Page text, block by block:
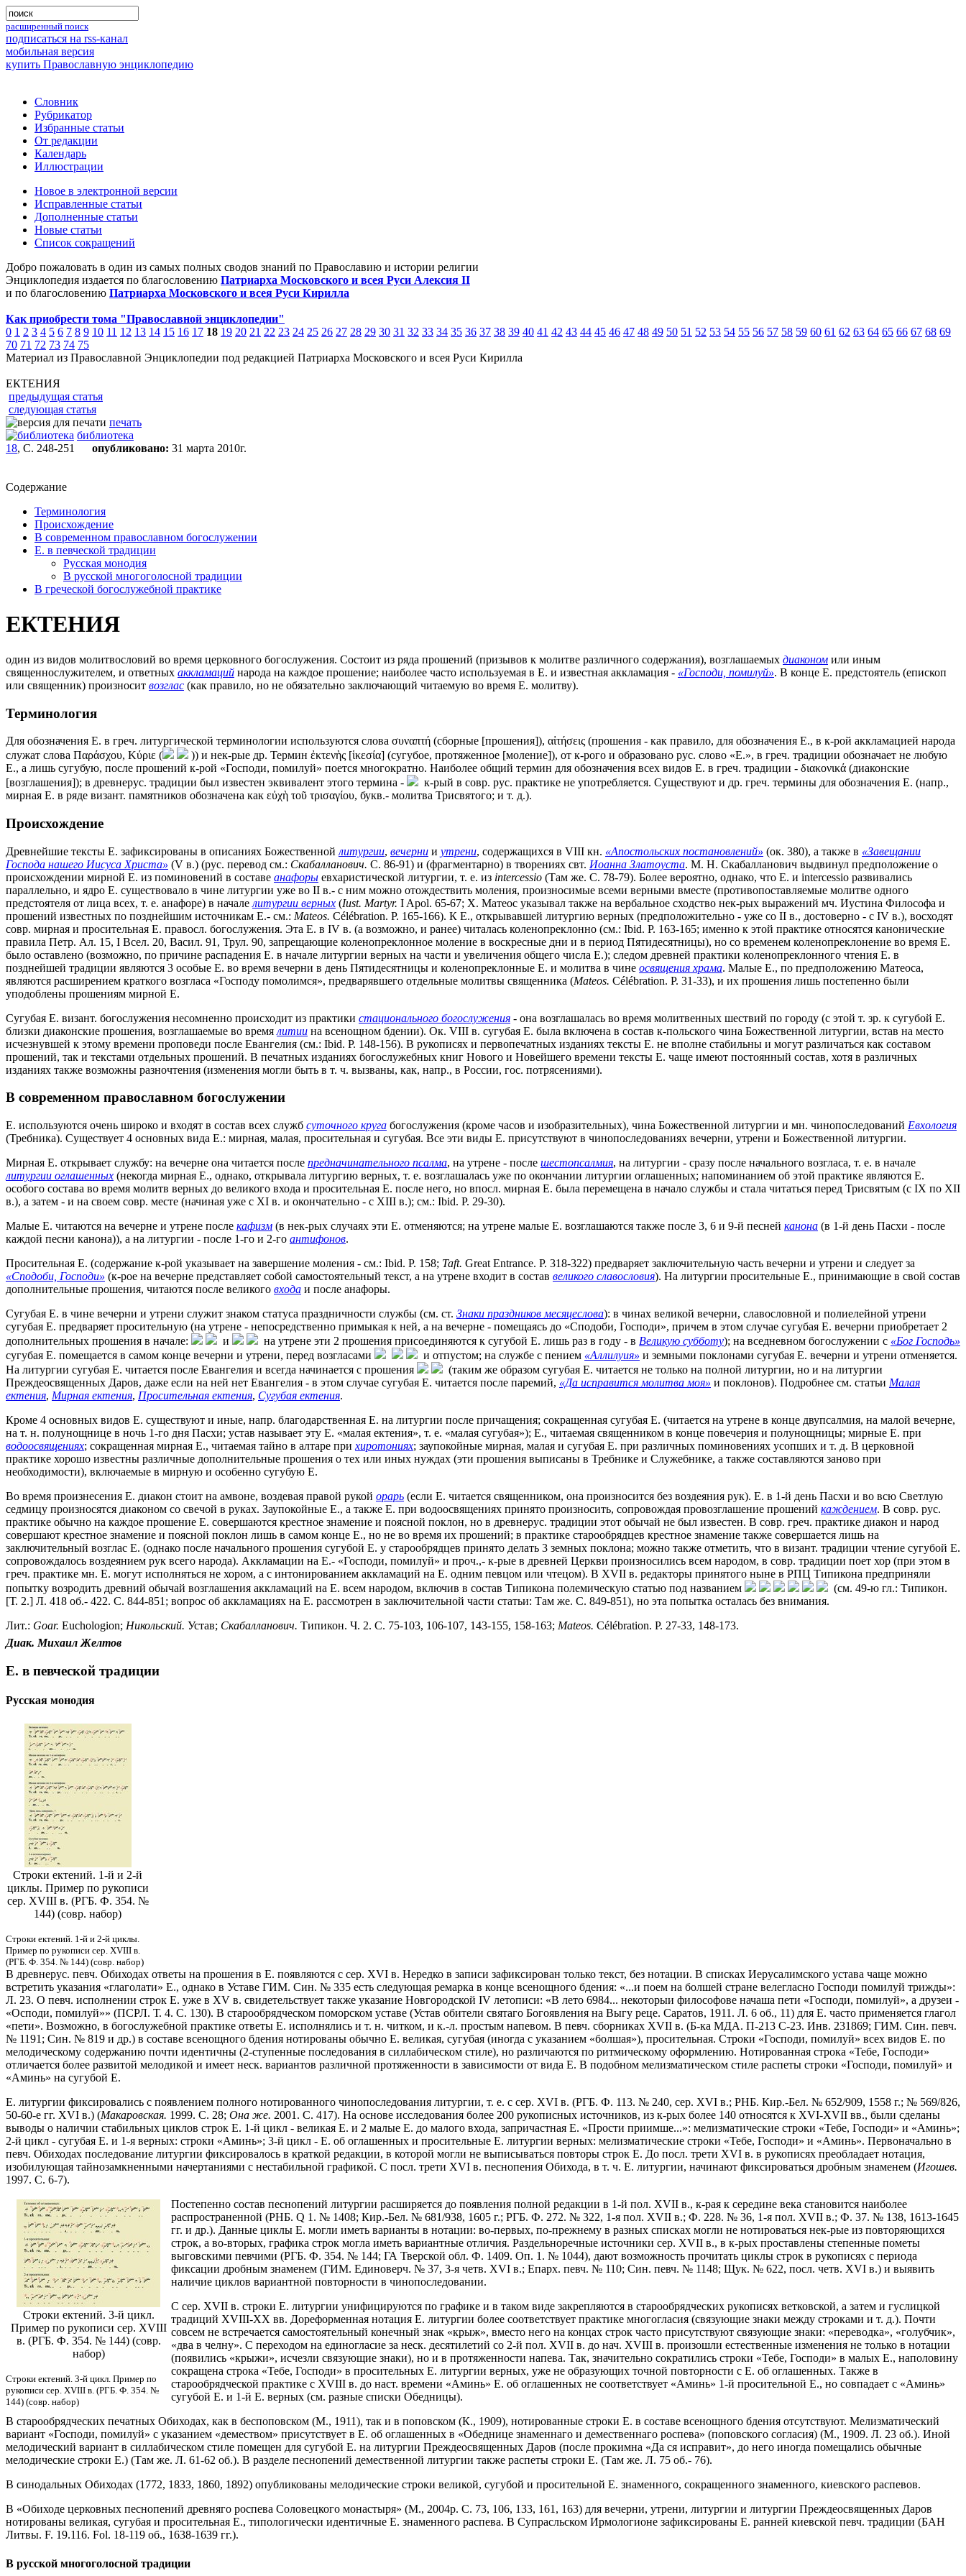
расширенный поиск
подписаться на rss-канал
мобильная версия
купить Православную энциклопедию
Словник
Рубрикатор
Избранные статьи
От редакции
Календарь
Иллюстрации
Новое в электронной версии
Исправленные статьи
Дополненные статьи
Новые статьи
Список сокращений
Добро пожаловать в один из самых полных сводов знаний по Православию и истории религии
Энциклопедия издается по благословению Патриарха Московского и всея Руси Алексия II
и по благословению Патриарха Московского и всея Руси Кирилла
Как приобрести тома "Православной энциклопедии"
0 1 2 3 4 5 6 7 8 9 10 11 12 13 14 15 16 17 18 19 20 21 22 23 24 25 26 27 28 29 30 31 32 33 34 35 36 37 38 39 40 41 42 43 44 45 46 47 48 49 50 51 52 53 54 55 56 57 58 59 60 61 62 63 64 65 66 67 68 69
70 71 72 73 74 75
Материал из Православной Энциклопедии под редакцией Патриарха Московского и всея Руси Кирилла
ЕКТЕНИЯ
предыдущая статья
следующая статья
печать
библиотека
18, С. 248-251 опубликовано: 31 марта 2010г.
Содержание
Терминология
Происхождение
В современном православном богослужении
Е. в певческой традиции
Русская монодия
В русской многоголосной традиции
В греческой богослужебной практике
ЕКТЕНИЯ
один из видов молитвословий во время церковного богослужения. Состоит из ряда прошений (призывов к молитве различного содержания), возглашаемых диаконом или иным
священнослужителем, и ответных аккламаций народа на каждое прошение; наиболее часто используемая в Е. и известная аккламация - «Господи, помилуй». В конце Е. предстоятель (епископ
или священник) произносит возглас (как правило, но не обязательно заключающий читаемую во время Е. молитву).
Терминология
Для обозначения Е. в греч. литургической терминологии используются слова συναπτή (сборные [прошения]), αἰτήσεις (прошения - как правило, для обозначения Е., в к-рой аккламацией народа
служат слова Παράσχου, Κύριε (
)) и нек-рые др. Термин ἐκτενὴς [ἱκεσία] (сугубое, протяженное [моление]), от к-рого и образовано рус. слово «Е.», в греч. традиции обозначает не любую
Е., а лишь сугубую, после прошений к-рой «Господи, помилуй» поется многократно. Наиболее общий термин для обозначения всех видов Е. в греч. традиции - διακονικά (диаконские
[возглашения]); в древнерус. традиции был известен эквивалент этого термина -
к-рый в совр. рус. практике не употребляется. Существуют и др. греч. термины для обозначения Е. (напр.,
мирная Е. в ряде визант. памятников обозначена как εὐχὴ τοῦ τρισαγίου, букв.- молитва Трисвятого; и т. д.).
Происхождение
Древнейшие тексты Е. зафиксированы в описаниях Божественной литургии, вечерни и утрени, содержащихся в VIII кн. «Апостольских постановлений» (ок. 380), а также в «Завещании
Господа нашего Иисуса Христа» (V в.) (рус. перевод см.: Скабалланович. С. 86-91) и (фрагментарно) в творениях свт. Иоанна Златоуста. М. Н. Скабалланович выдвинул предположение о
происхождении мирной Е. из поминовений в составе анафоры евхаристической литургии, т. е. из intercessio (Там же. С. 78-79). Более вероятно, однако, что Е. и intercessio развивались
параллельно, и ядро Е. существовало в чине литургии уже во II в.- с ним можно отождествить моления, произносимые всеми верными вместе (противопоставляемые молитве одного
предстоятеля от лица всех, т. е. анафоре) в начале литургии верных (Iust. Martyr. I Apol. 65-67; Х. Матеос указывал также на вербальное сходство нек-рых выражений мч. Иустина Философа и
прошений известных по позднейшим источникам Е.- см.: Mateos. Célébration. P. 165-166). К Е., открывавшей литургию верных (предположительно - уже со II в., достоверно - c IV в.), восходят
совр. мирная и просительная Е. правосл. богослужения. Эта Е. в IV в. (а возможно, и ранее) читалась коленопреклонно (см.: Ibid. P. 163-165; именно к этой практике относятся канонические
правила Петр. Ал. 15, I Всел. 20, Васил. 91, Трул. 90, запрещающие коленопреклонное моление в воскресные дни и в период Пятидесятницы), но со временем коленопреклонение во время Е.
было оставлено (возможно, по причине распадения Е. в начале литургии верных на части и увеличения общего числа Е.); следом древней практики коленопреклонного чтения Е. в
позднейшей традиции являются 3 особые Е. во время вечерни в день Пятидесятницы и коленопреклонные Е. и молитва в чине освящения храма. Малые Е., по предположению Матеоса,
являются расширением краткого возгласа «Господу помолимся», предварявшего отдельные молитвы священника (Mateos. Célébration. P. 31-33), и их прошения лишь постепенно были
уподоблены прошениям мирной Е.
Сугубая Е. визант. богослужения несомненно происходит из практики стационального богослужения - она возглашалась во время молитвенных шествий по городу (с этой т. зр. к сугубой Е.
близки диаконские прошения, возглашаемые во время литии на всенощном бдении). Ок. VIII в. сугубая Е. была включена в состав к-польского чина Божественной литургии, встав на место
исчезнувшей к этому времени проповеди после Евангелия (см.: Ibid. P. 148-156). В рукописях и первопечатных изданиях тексты Е. не вполне стабильны и могут различаться как составом
прошений, так и текстами отдельных прошений. В печатных изданиях богослужебных книг Нового и Новейшего времени тексты Е. чаще имеют постоянный состав, хотя в различных
изданиях также возможны разночтения (изменения могли быть в т. ч. вызваны, как, напр., в России, гос. потрясениями).
В современном православном богослужении
Е. используются очень широко и входят в состав всех служб суточного круга богослужения (кроме часов и изобразительных), чина Божественной литургии и мн. чинопоследований Евхология
(Требника). Существует 4 основных вида Е.: мирная, малая, просительная и сугубая. Все эти виды Е. присутствуют в чинопоследованиях вечерни, утрени и Божественной литургии.
Мирная Е. открывает службу: на вечерне она читается после предначинательного псалма, на утрене - после шестопсалмия, на литургии - сразу после начального возгласа, т. е. в начале
литургии оглашенных (некогда мирная Е., однако, открывала литургию верных, т. е. возглашалась уже по окончании литургии оглашенных; напоминанием об этой практике являются Е.
особого состава во время молитв верных до великого входа и просительная Е. после него, но впосл. мирная Е. была перемещена в начало службы и стала читаться перед Трисвятым (с IX по XII
в.), а затем - и на своем совр. месте (начиная уже с XI в. и окончательно - с XIII в.); см.: Ibid. P. 29-30).
Малые Е. читаются на вечерне и утрене после кафизм (в нек-рых случаях эти Е. отменяются; на утрене малые Е. возглашаются также после 3, 6 и 9-й песней канона (в 1-й день Пасхи - после
каждой песни канона)), а на литургии - после 1-го и 2-го антифонов.
Просительная Е. (содержание к-рой указывает на завершение моления - см.: Ibid. P. 158; Taft. Great Entrance. P. 318-322) предваряет заключительную часть вечерни и утрени и следует за
«Сподоби, Господи» (к-рое на вечерне представляет собой самостоятельный текст, а на утрене входит в состав великого славословия). На литургии просительные Е., принимающие в свой состав
дополнительные прошения, читаются после великого входа и после анафоры.
Сугубая Е. в чине вечерни и утрени служит знаком статуса праздничности службы (см. ст. Знаки праздников месяцеслова): в чинах великой вечерни, славословной и полиелейной утрени
сугубая Е. предваряет просительную (на утрене - непосредственно примыкая к ней, а на вечерне - помещаясь до «Сподоби, Господи», причем в этом случае сугубая Е. вечерни приобретает 2
дополнительных прошения в начале:
и на утрене эти 2 прошения присоединяются к сугубой Е. лишь раз в году - в Великую субботу); на вседневном богослужении с «Бог Господь»
сугубая Е. помещается в самом конце вечерни и утрени, перед возгласами
и отпустом; на службе с пением «Аллилуия» и земными поклонами сугубая Е. вечерни и утрени отменяется.
На литургии сугубая Е. читается после Евангелия и всегда начинается с прошения
(таким же образом сугубая Е. читается не только на полной литургии, но и на литургии
Преждеосвященных Даров, даже если на ней нет Евангелия - в этом случае сугубая Е. читается после паремий, «Да исправится молитва моя» и поклонов). Подробнее см. статьи Малая
ектения, Мирная ектения, Просительная ектения, Сугубая ектения.
Кроме 4 основных видов Е. существуют и иные, напр. благодарственная Е. на литургии после причащения; сокращенная сугубая Е. (читается на утрене в конце двупсалмия, на малой вечерне,
на т. н. полунощнице в ночь 1-го дня Пасхи; устав называет эту Е. «малая ектения», т. е. «малая сугубая»); Е., читаемая священником в конце повечерия и полунощницы; мирные Е. при
водоосвящениях; сокращенная мирная Е., читаемая тайно в алтаре при хиротониях; заупокойные мирная, малая и сугубая Е. при различных поминовениях усопших и т. д. В церковной
практике хорошо известны различные дополнительные прошения о тех или иных нуждах (эти прошения выписаны в Требнике и Служебнике, а также составляются заново при
необходимости), включаемые в мирную и особенно сугубую Е.
Во время произнесения Е. диакон стоит на амвоне, воздевая правой рукой орарь (если Е. читается священником, она произносится без воздеяния рук). Е. в 1-й день Пасхи и во всю Светлую
седмицу произносятся диаконом со свечой в руках. Заупокойные Е., а также Е. при водоосвящениях принято произносить, сопровождая провозглашение прошений каждением. В совр. рус.
практике обычно на каждое прошение Е. совершаются крестное знамение и поясной поклон, но в древнерус. традиции этот обычай не был известен. В совр. греч. практике диакон и народ
совершают крестное знамение и поясной поклон лишь в самом конце Е., но не во время их прошений; в практике старообрядцев крестное знамение также совершается лишь на
заключительный возглас Е. (однако после начального прошения сугубой Е. у старообрядцев принято делать 3 земных поклона; можно также отметить, что в визант. традиции чтение сугубой Е.
сопровождалось воздеянием рук всего народа). Аккламации на Е.- «Господи, помилуй» и проч.,- к-рые в древней Церкви произносились всем народом, в совр. традиции поет хор (при этом в
греч. практике мн. Е. могут исполняться не хором, а с интонированием аккламаций на Е. одним певцом или чтецом). В XVII в. редакторы принятого ныне в РПЦ Типикона предприняли
попытку возродить древний обычай возглашения аккламаций на Е. всем народом, включив в состав Типикона полемическую статью под названием
(см. 49-ю гл.: Типикон.
[Т. 2.] Л. 418 об.- 422. С. 844-851; вопрос об аккламациях на Е. рассмотрен в заключительной части статьи: Там же. С. 849-851), но эта попытка осталась без внимания.
Лит.: Goar. Euchologion; Никольский. Устав; Скабалланович. Типикон. Ч. 2. С. 75-103, 106-107, 143-155, 158-163; Mateos. Célébration. P. 27-33, 148-173.
Диак. Михаил Желтов
Е. в певческой традиции
Русская монодия
Строки ектений. 1-й и 2-й
циклы. Пример по рукописи
сер. XVIII в. (РГБ. Ф. 354. №
144) (совр. набор)
Строки ектений. 1-й и 2-й циклы.
Пример по рукописи сер. XVIII в.
(РГБ. Ф. 354. № 144) (совр. набор)
В древнерус. певч. Обиходах ответы на прошения в Е. появляются с сер. XVI в. Нередко в записи зафиксирован только текст, без нотации. В списках Иерусалимского устава чаще можно
встретить указания «глаголати» Е., однако в Уставе ГИМ. Син. № 335 есть следующая ремарка в конце всенощного бдения: «...и поем на болшей стране велегласно Господи помилуй трижды»:
Л. 23. О певч. исполнении строк Е. уже в XV в. свидетельствует также указание Новгородской IV летописи: «В лето 6984... некоторыи философове начаша пети «Господи, помилуй», а друзеи -
«Осподи, помилуй»» (ПСРЛ. Т. 4. C. 130). В старообрядческом поморском уставе (Устав обители святаго Богоявления на Выгу реце. Саратов, 1911. Л. 6 об., 11) для Е. часто применяется глагол
«пети». Возможно, в богослужебной практике ответы Е. исполнялись и т. н. читком, и к.-л. простым напевом. В певч. сборниках XVII в. (Б-ка МДА. П-213 С-23. Инв. 231869; ГИМ. Син. певч.
№ 1191; Син. № 819 и др.) в составе всенощного бдения нотированы обычно Е. великая, сугубая (иногда с указанием «болшая»), просительная. Строки «Господи, помилуй» всех видов Е. по
мелодическому содержанию почти идентичны (2-ступенные последования в силлабическом стиле), но различаются по ритмическому оформлению. Нотированная строка «Тебе, Господи»
отличается более развитой мелодикой и имеет неск. вариантов различной протяженности в зависимости от вида Е. В подобном мелизматическом стиле распеты строки «Господи, помилуй» и
«Аминь» на сугубой Е.
Е. литургии фиксировались с появлением полного нотированного чинопоследования литургии, т. е. с сер. XVI в. (РГБ. Ф. 113. № 240, сер. XVI в.; РНБ. Кир.-Бел. № 652/909, 1558 г.; № 569/826,
50-60-е гг. ХVI в.) (Макаровская. 1999. С. 28; Она же. 2001. С. 417). На основе исследования более 200 рукописных источников, из к-рых более 140 относятся к XVI-XVII вв., были сделаны
выводы о наличии стабильных циклов строк Е. 1-й цикл - великая Е. и 2 малые Е. до малого входа, запричастная Е. «Прости приимше...»: мелизматические строки «Тебе, Господи» и «Аминь»;
2-й цикл - сугубая Е. и 1-я верных: строки «Аминь»; 3-й цикл - Е. об оглашенных и просительные Е. литургии верных: мелизматические строки «Тебе, Господи» и «Аминь». Первоначально в
певч. Обиходах последование литургии фиксировалось в краткой редакции, в которой могли не выписываться повторы строк Е. До посл. трети XVI в. в рукописях преобладает нотация,
изобилующая тайнозамкненными начертаниями с нестабильной графикой. С посл. трети XVI в. песнопения Обихода, в т. ч. Е. литургии, начинают фиксироваться дробным знаменем (Игошев.
1997. С. 6-7).
Строки ектений. 3-й цикл.
Пример по рукописи сер. XVIII
в. (РГБ. Ф. 354. № 144) (совр.
набор)
Строки ектений. 3-й цикл. Пример по
рукописи сер. XVIII в. (РГБ. Ф. 354. №
144) (совр. набор)
Постепенно состав песнопений литургии расширяется до появления полной редакции в 1-й пол. XVII в., к-рая к середине века становится наиболее
распространенной (РНБ. Q 1. № 1408; Кир.-Бел. № 681/938, 1605 г.; РГБ. Ф. 272. № 322, 1-я пол. XVII в.; Ф. 228. № 36, 1-я пол. XVII в.; Ф. 37. № 138, 1613-1645
гг. и др.). Данные циклы Е. могли иметь варианты в нотации: во-первых, по-прежнему в разных списках могли не нотироваться нек-рые из повторяющихся
строк, а во-вторых, графика строк могла иметь вариантные отличия. Раздельноречные источники сер. XVII в., в к-рых проставлены степенные пометы
выговскими певчими (РГБ. Ф. 354. № 144; ГА Тверской обл. Ф. 1409. Оп. 1. № 1044), дают возможность прочитать циклы строк в рукописях с периода
фиксации дробным знаменем (ГИМ. Единоверч. № 37, 3-я четв. XVI в.; Епарх. певч. № 110; Син. певч. № 1148; Щук. № 622, посл. четв. XVI в.) и выявить
наличие циклов вариантной повторности в чинопоследовании.
С сер. XVII в. строки Е. литургии унифицируются по графике и в таком виде закрепляются в старообрядческих рукописях ветковской, а затем и гуслицкой
традиций XVIII-XX вв. Дореформенная нотация Е. литургии более соответствует практике многогласия (связующие знаки между строками и т. д.). Почти
совсем не встречается самостоятельный конечный знак «крыж», вместо него на концах строк часто присутствуют связующие знаки: «переводка», «голубчик»,
«два в челну». С переходом на единогласие за неск. десятилетий со 2-й пол. XVII в. до нач. XVIII в. произошли естественные изменения не только в нотации
(появились «крыжи», исчезли связующие знаки), но и в протяженности напева. Так, значительно сократились строки «Тебе, Господи» в малых Е., наполовину
сокращена строка «Тебе, Господи» в просительных Е. литургии верных, уже не образующих точной повторности с Е. об оглашенных. Также в
старообрядческой практике с XVIII в. до наст. времени «Аминь» Е. об оглашенных не соответствует «Аминь» 1-й просительной Е., но совпадает с «Аминь»
сугубой Е. и 1-й Е. верных (см. разные списки Обедницы).
В старообрядческих печатных Обиходах, как в беспоповском (М., 1911), так и в поповском (К., 1909), нотированные строки Е. в составе всенощного бдения отсутствуют. Мелизматический
вариант «Господи, помилуй» с указанием «демеством» присутствует в Е. об оглашенных в «Обеднице знаменнаго и демественнаго роспева» (поповского согласия) (М., 1909. Л. 23 об.). Иной
мелодический вариант в силлабическом стиле помещен для сугубой Е. на литургии Преждеосвященных Даров (после прокимна «Да ся исправит», до него иногда помещались обычные
мелодические строки Е.) (Там же. Л. 61-62 об.). В разделе песнопений демественной литургии также распеты строки Е. (Там же. Л. 75 об.- 76).
В синодальных Обиходах (1772, 1833, 1860, 1892) опубликованы мелодические строки великой, сугубой и просительной Е. знаменного, сокращенного знаменного, киевского распевов.
В «Обиходе церковных песнопений древняго роспева Соловецкого монастыря» (М., 2004р. С. 73, 106, 133, 161, 163) для вечерни, утрени, литургии и литургии Преждеосвященных Даров
нотированы великая, сугубая и просительная Е., типологически идентичные Е. знаменного распева. В Супрасльском Ирмологионе зафиксированы Е. ранней киевской певч. традиции (БАН
Литвы. F. 19.116. Fol. 18-119 об., 1638-1639 гг.).
В русской многоголосной традиции